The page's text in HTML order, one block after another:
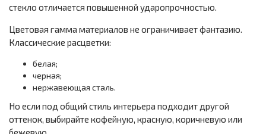
стекло отличается повышенной ударопрочностью.
Цветовая гамма материалов не ограничивает фантазию.
Классические расцветки:
белая;
черная;
нержавеющая сталь.
Но если под общий стиль интерьера подходит другой
оттенок, выбирайте кофейную, красную, коричневую или